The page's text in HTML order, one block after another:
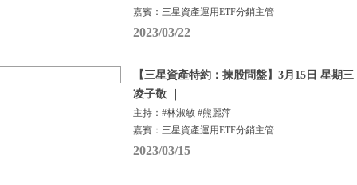
嘉賓：三星資產運用ETF分銷主管
2023/03/22
【三星資產特約：揀股問盤】3月15日 星期
凌子敬 ｜
主持：#林淑敏 #熊麗萍
嘉賓：三星資產運用ETF分銷主管
2023/03/15